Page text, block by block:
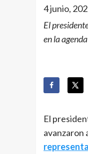
4 junio,
El
en la
El
avanzaron